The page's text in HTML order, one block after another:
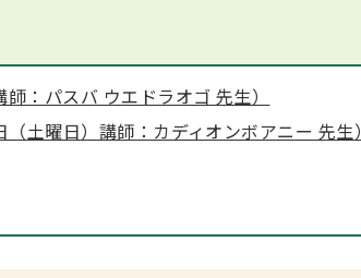
：パスバ ウエドラオゴ 先生）
土曜日）講師：カディオンボアニー 先生）